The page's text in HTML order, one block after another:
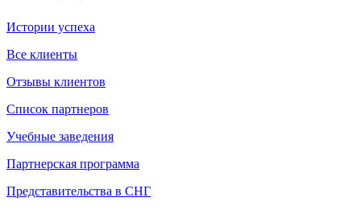
Истории успеха
Все клиенты
Отзывы клиентов
Список партнеров
Учебные заведения
Партнерская программа
Представительства в СНГ